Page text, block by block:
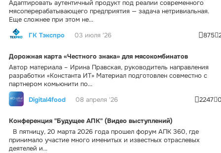
Адаптировать аутентичный продукт под реалии современного
мясоперерабатывающего предприятия — задача нетривиальная.
Еще сложнее при этом не...
ГК Тэкспро
03 июля '26 875
Дорожная карта «Честного знака» для мясокомбинатов
Автор материала – Ирина Правская, руководитель направления
разработки «Константа ИТ» Материал подготовлен совместно с
партнером комьюнити по...
Digital4food
08 апреля '26 2247
Конференция "Будущее АПК" (Видео выступлений)
В пятницу, 20 марта 2026 года прошел форум АПК 360, где
принимало участие много именитых и известных отраслевых
деятелей и...